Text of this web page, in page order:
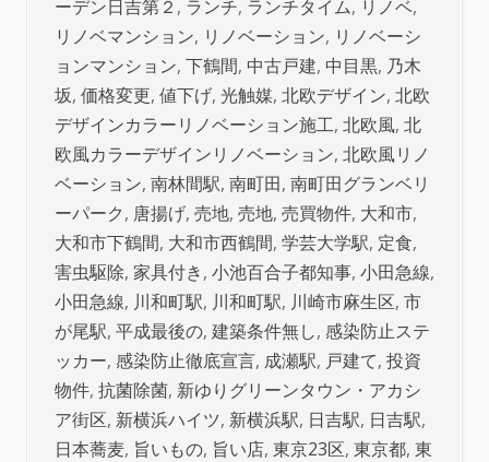
ーデン日吉第２ , ランチ, ランチタイム, リノベ,
リノベマンション, リノベーション, リノベーシ
ョンマンション, 下鶴間, 中古戸建, 中目黒, 乃木
坂, 価格変更, 値下げ, 光触媒, 北欧デザイン, 北欧
デザインカラーリノベーション施工, 北欧風, 北
欧風カラーデザインリノベーション, 北欧風リノ
ベーション, 南林間駅, 南町田, 南町田グランベリ
ーパーク, 唐揚げ, 売地, 売地, 売買物件, 大和市,
大和市下鶴間, 大和市西鶴間, 学芸大学駅, 定食,
害虫駆除, 家具付き, 小池百合子都知事, 小田急線,
小田急線, 川和町駅, 川和町駅, 川崎市麻生区, 市
が尾駅, 平成最後の, 建築条件無し, 感染防止ステ
ッカー, 感染防止徹底宣言, 成瀬駅, 戸建て, 投資
物件, 抗菌除菌, 新ゆりグリーンタウン・アカシ
ア街区, 新横浜ハイツ, 新横浜駅, 日吉駅, 日吉駅,
日本蕎麦, 旨いもの, 旨い店, 東京23区, 東京都, 東